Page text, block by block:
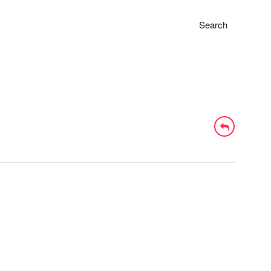
Search